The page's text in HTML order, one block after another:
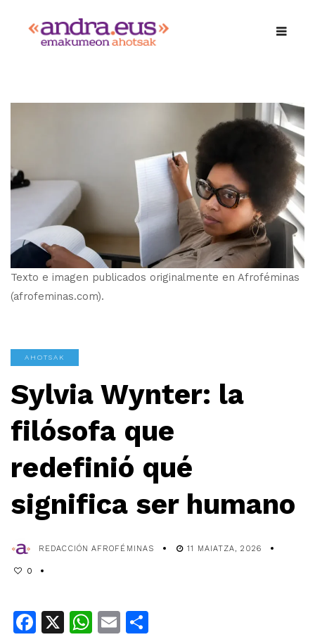
Texto e imagen publicados originalmente en Afroféminas
(afrofeminas.com).
AHOTSAK
Sylvia Wynter: la
filósofa que
redefinió qué
significa ser humano
REDACCIÓN AFROFÉMINAS 11 MAIATZA, 2026
0
Facebook
X WhatsApp
Email